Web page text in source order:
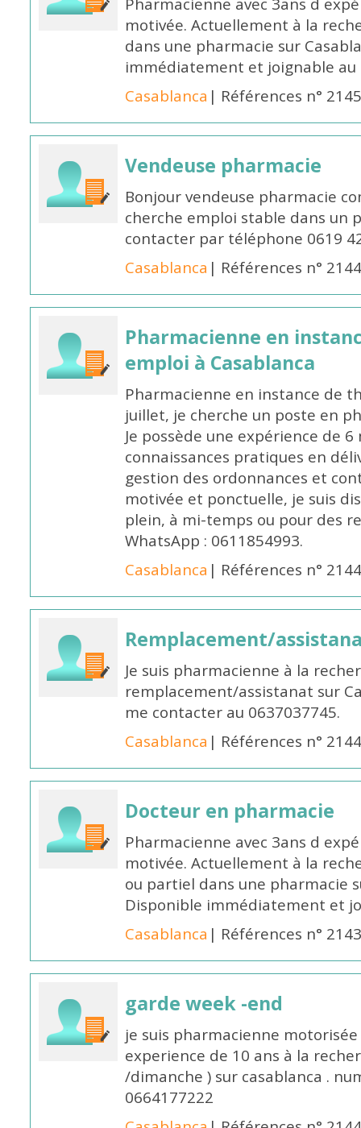
motivée. Actuellement à la
dans une pharmacie sur
immédiatement et joignable au
Casablanca | Références n°
Vendeuse pharmacie
Bonjour vendeuse pharmacie
cherche emploi stable dans un
contacter par téléphone 0619
Casablanca | Références n°
Pharmacienne en
emploi à Casablanca
Pharmacienne en instance de
juillet, je cherche un poste en
Je possède une expérience de
connaissances pratiques en
gestion des ordonnances et
motivée et ponctuelle, je suis
plein, à mi-temps ou pour des
WhatsApp : 0611854993.
Casablanca | Références n°
Remplacement/
Je suis pharmacienne à la
remplacement/assistanat sur
me contacter au 0637037745.
Casablanca | Références n°
Docteur en pharmacie
Pharmacienne avec 3ans d
motivée. Actuellement à la
ou partiel dans une pharmacie
Disponible immédiatement et
Casablanca | Références n°
garde week -end
je suis pharmacienne
experience de 10 ans à la
/dimanche ) sur casablanca .
0664177222